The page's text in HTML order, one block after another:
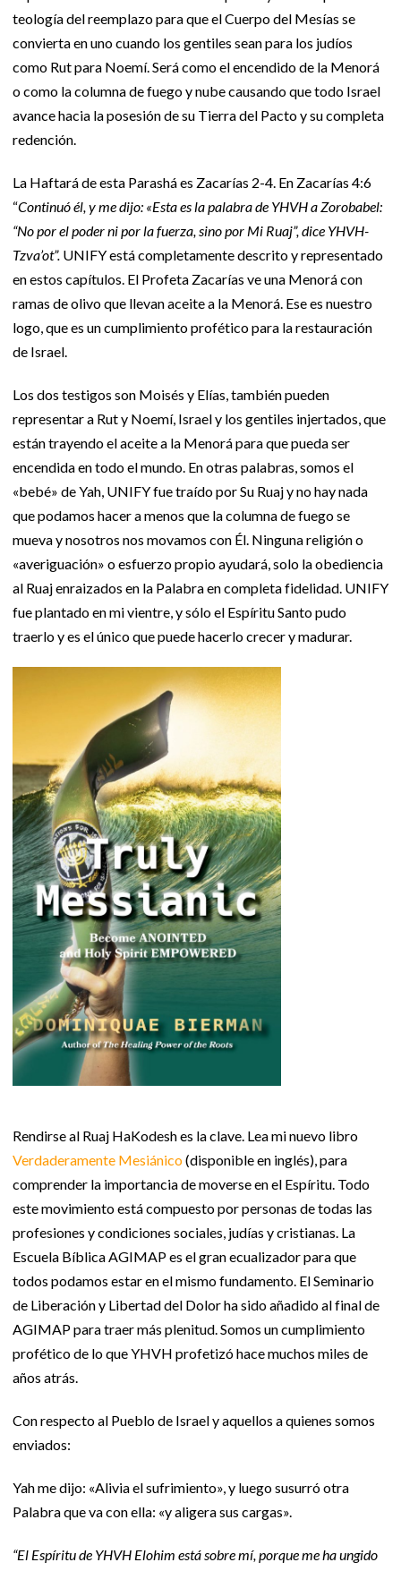
teología del reemplazo para que el Cuerpo del Mesías se
convierta en uno cuando los gentiles sean para los judíos
como Rut para Noemí. Será como el encendido de la Menorá
o como la columna de fuego y nube causando que todo Israel
avance hacia la posesión de su Tierra del Pacto y su completa
redención.
La Haftará de esta Parashá es Zacarías 2-4. En Zacarías 4:6
“Continuó él, y me dijo: «Esta es la palabra de YHVH a Zorobabel:
“No por el poder ni por la fuerza, sino por Mi Ruaj”, dice YHVH-
Tzva’ot”. UNIFY está completamente descrito y representado
en estos capítulos. El Profeta Zacarías ve una Menorá con
ramas de olivo que llevan aceite a la Menorá. Ese es nuestro
logo, que es un cumplimiento profético para la restauración
de Israel.
Los dos testigos son Moisés y Elías, también pueden
representar a Rut y Noemí, Israel y los gentiles injertados, que
están trayendo el aceite a la Menorá para que pueda ser
encendida en todo el mundo. En otras palabras, somos el
«bebé» de Yah, UNIFY fue traído por Su Ruaj y no hay nada
que podamos hacer a menos que la columna de fuego se
mueva y nosotros nos movamos con Él. Ninguna religión o
«averiguación» o esfuerzo propio ayudará, solo la obediencia
al Ruaj enraizados en la Palabra en completa fidelidad. UNIFY
fue plantado en mi vientre, y sólo el Espíritu Santo pudo
traerlo y es el único que puede hacerlo crecer y madurar.
Rendirse al Ruaj HaKodesh es la clave. Lea mi nuevo libro
Verdaderamente Mesiánico(disponible en inglés), para
comprender la importancia de moverse en el Espíritu. Todo
este movimiento está compuesto por personas de todas las
profesiones y condiciones sociales, judías y cristianas. La
Escuela Bíblica AGIMAP es el gran ecualizador para que
todos podamos estar en el mismo fundamento. El Seminario
de Liberación y Libertad del Dolor ha sido añadido al final de
AGIMAP para traer más plenitud. Somos un cumplimiento
profético de lo que YHVH profetizó hace muchos miles de
años atrás.
Con respecto al Pueblo de Israel y aquellos a quienes somos
enviados:
Yah me dijo: «Alivia el sufrimiento», y luego susurró otra
Palabra que va con ella: «y aligera sus cargas».
“El Espíritu de YHVH Elohim está sobre mí, porque me ha ungido